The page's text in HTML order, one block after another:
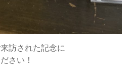
訪された記念に
さい！